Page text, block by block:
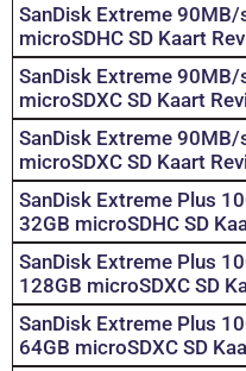
SanDisk Extreme 90MB/
microSDHC SD Kaart
SanDisk Extreme 90MB/
microSDXC SD Kaart
SanDisk Extreme 90MB/
microSDXC SD Kaart
SanDisk Extreme Plus
32GB microSDHC SD
SanDisk Extreme Plus
128GB microSDXC SD
SanDisk Extreme Plus
64GB microSDXC SD